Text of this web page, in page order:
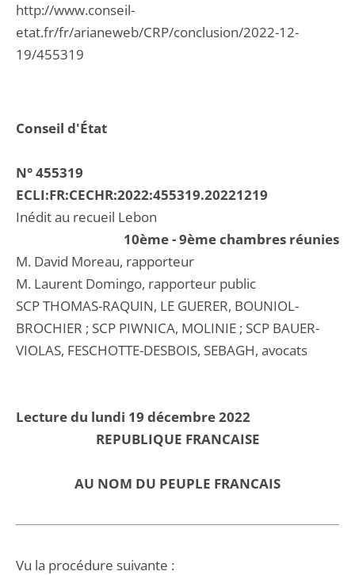
Conseil d'État
N° 455319
ECLI:FR:CECHR:2022:455319.20221219
Inédit au recueil Lebon
10ème - 9ème chambres réunies
M. David Moreau, rapporteur
M. Laurent Domingo, rapporteur public
SCP THOMAS-RAQUIN, LE GUERER, BOUNIOL-
BROCHIER ; SCP PIWNICA, MOLINIE ; SCP BAUER-
VIOLAS, FESCHOTTE-DESBOIS, SEBAGH, avocats
Lecture du lundi 19 décembre 2022
REPUBLIQUE FRANCAISE
AU NOM DU PEUPLE FRANCAIS
Vu la procédure suivante :
http://www.conseil-
etat.fr/fr/arianeweb/CRP/conclusion/2022-12-
19/455319